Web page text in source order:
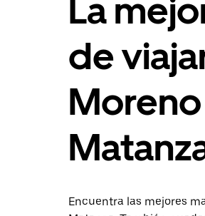
La
de
Encuentra las mejores